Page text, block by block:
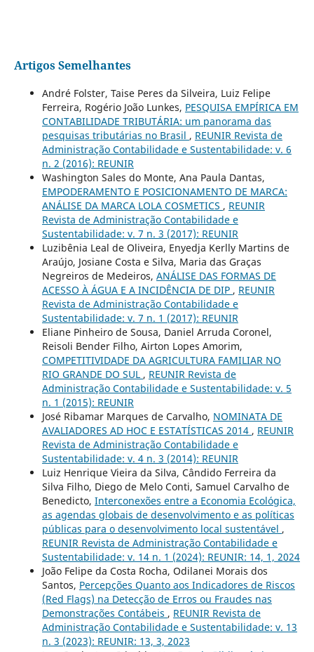
Artigos Semelhantes
André Folster, Taise Peres da Silveira, Luiz Felipe
Ferreira, Rogério João Lunkes, PESQUISA EMPÍRICA EM
CONTABILIDADE TRIBUTÁRIA: um panorama das
pesquisas tributárias no Brasil , REUNIR Revista de
Administração Contabilidade e Sustentabilidade: v. 6
n. 2 (2016): REUNIR
Washington Sales do Monte, Ana Paula Dantas,
EMPODERAMENTO E POSICIONAMENTO DE MARCA:
ANÁLISE DA MARCA LOLA COSMETICS , REUNIR
Revista de Administração Contabilidade e
Sustentabilidade: v. 7 n. 3 (2017): REUNIR
Luzibênia Leal de Oliveira, Enyedja Kerlly Martins de
Araújo, Josiane Costa e Silva, Maria das Graças
Negreiros de Medeiros, ANÁLISE DAS FORMAS DE
ACESSO À ÁGUA E A INCIDÊNCIA DE DIP , REUNIR
Revista de Administração Contabilidade e
Sustentabilidade: v. 7 n. 1 (2017): REUNIR
Eliane Pinheiro de Sousa, Daniel Arruda Coronel,
Reisoli Bender Filho, Airton Lopes Amorim,
COMPETITIVIDADE DA AGRICULTURA FAMILIAR NO
RIO GRANDE DO SUL , REUNIR Revista de
Administração Contabilidade e Sustentabilidade: v. 5
n. 1 (2015): REUNIR
José Ribamar Marques de Carvalho, NOMINATA DE
AVALIADORES AD HOC E ESTATÍSTICAS 2014 , REUNIR
Revista de Administração Contabilidade e
Sustentabilidade: v. 4 n. 3 (2014): REUNIR
Luiz Henrique Vieira da Silva, Cândido Ferreira da
Silva Filho, Diego de Melo Conti, Samuel Carvalho de
Benedicto, Interconexões entre a Economia Ecológica,
as agendas globais de desenvolvimento e as políticas
públicas para o desenvolvimento local sustentável ,
REUNIR Revista de Administração Contabilidade e
Sustentabilidade: v. 14 n. 1 (2024): REUNIR: 14, 1, 2024
João Felipe da Costa Rocha, Odilanei Morais dos
Santos, Percepções Quanto aos Indicadores de Riscos
(Red Flags) na Detecção de Erros ou Fraudes nas
Demonstrações Contábeis , REUNIR Revista de
Administração Contabilidade e Sustentabilidade: v. 13
n. 3 (2023): REUNIR: 13, 3, 2023